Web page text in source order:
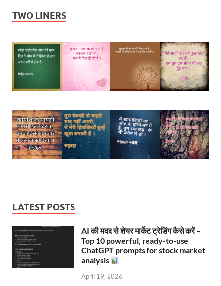
TWO LINERS
LATEST POSTS
AI की मदद से शेयर मार्केट ट्रेडिंग कैसे करें –
Top 10 powerful, ready-to-use
ChatGPT prompts for stock market
analysis
April 19, 2026